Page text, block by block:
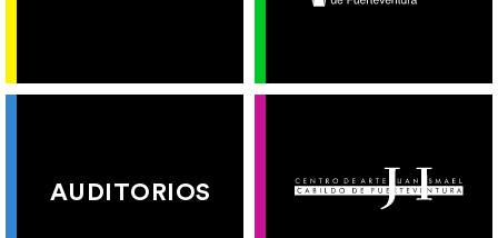
AUDITORIOS